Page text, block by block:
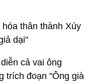
thân thành Xúy
dại"
cả vai ông
trích đoạn "Ông già